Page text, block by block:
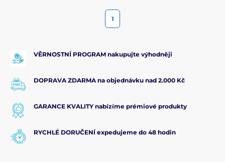
1
VĚRNOSTNÍ PROGRAM nakupujte výhodněji
DOPRAVA ZDARMA na objednávku nad 2.000 Kč
GARANCE KVALITY nabízíme prémiové produkty
RYCHLÉ DORUČENÍ expedujeme do 48 hodin